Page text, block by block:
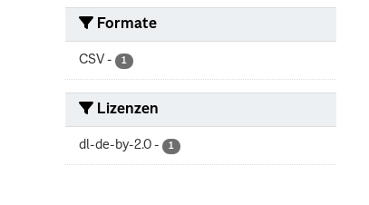
Formate
CSV - 1
Lizenzen
dl-de-by-2.0 - 1